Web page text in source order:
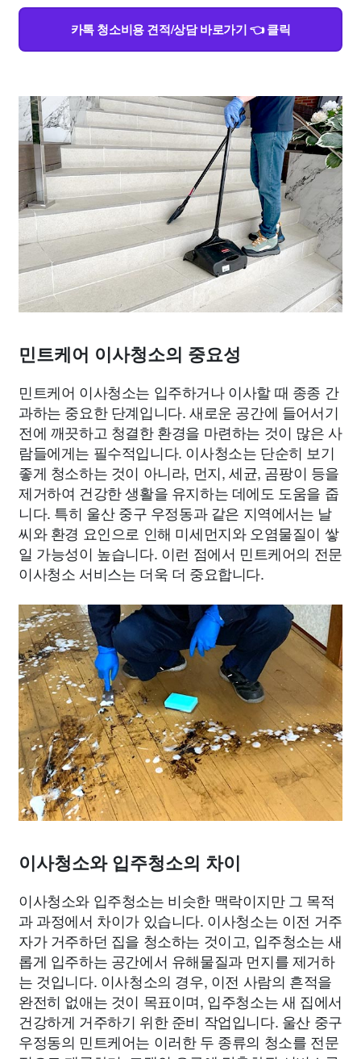
카톡 청소비용 견적/상담 바로가기 👈 클릭
민트케어 이사청소의 중요성
민트케어 이사청소는 입주하거나 이사할 때 종종 간
과하는 중요한 단계입니다. 새로운 공간에 들어서기
전에 깨끗하고 청결한 환경을 마련하는 것이 많은 사
람들에게는 필수적입니다. 이사청소는 단순히 보기
좋게 청소하는 것이 아니라, 먼지, 세균, 곰팡이 등을
제거하여 건강한 생활을 유지하는 데에도 도움을 줍
니다. 특히 울산 중구 우정동과 같은 지역에서는 날
씨와 환경 요인으로 인해 미세먼지와 오염물질이 쌓
일 가능성이 높습니다. 이런 점에서 민트케어의 전문
이사청소 서비스는 더욱 더 중요합니다.
이사청소와 입주청소의 차이
이사청소와 입주청소는 비슷한 맥락이지만 그 목적
과 과정에서 차이가 있습니다. 이사청소는 이전 거주
자가 거주하던 집을 청소하는 것이고, 입주청소는 새
롭게 입주하는 공간에서 유해물질과 먼지를 제거하
는 것입니다. 이사청소의 경우, 이전 사람의 흔적을
완전히 없애는 것이 목표이며, 입주청소는 새 집에서
건강하게 거주하기 위한 준비 작업입니다. 울산 중구
우정동의 민트케어는 이러한 두 종류의 청소를 전문